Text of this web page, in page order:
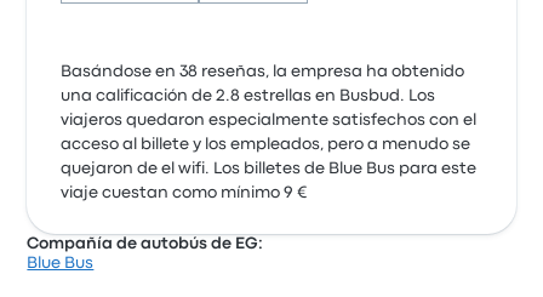
Basándose en 38 reseñas, la empresa ha obtenido
una calificación de 2.8 estrellas en Busbud. Los
viajeros quedaron especialmente satisfechos con el
acceso al billete y los empleados, pero a menudo se
quejaron de el wifi. Los billetes de Blue Bus para este
viaje cuestan como mínimo 9 €
Compañía de autobús de EG:
Blue Bus